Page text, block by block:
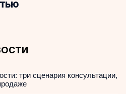
три сценария консультации,